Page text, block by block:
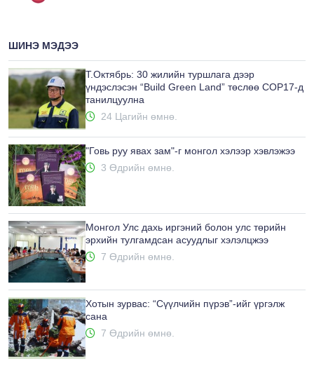
ШИНЭ МЭДЭЭ
Т.Октябрь: 30 жилийн туршлага дээр
үндэслэсэн “Build Green Land” төслөө COP17-д
танилцуулна
24 Цагийн өмнө.
"Говь руу явах зам"-г монгол хэлээр хэвлэжээ
3 Өдрийн өмнө.
Монгол Улс дахь иргэний болон улс төрийн
эрхийн тулгамдсан асуудлыг хэлэлцжээ
7 Өдрийн өмнө.
Хотын зурвас: “Сүүлчийн пүрэв”-ийг үргэлж
сана
7 Өдрийн өмнө.